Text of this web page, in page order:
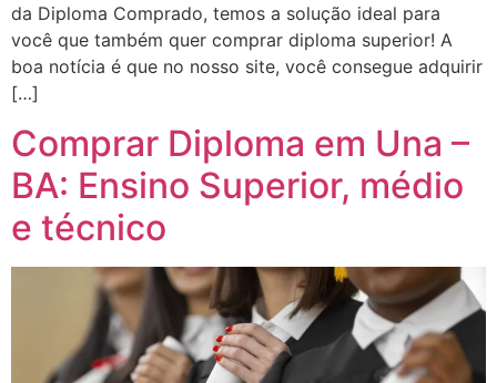
da Diploma Comprado, temos a solução ideal para
você que também quer comprar diploma superior! A
boa notícia é que no nosso site, você consegue adquirir
[…]
Comprar Diploma em Una –
BA: Ensino Superior, médio
e técnico